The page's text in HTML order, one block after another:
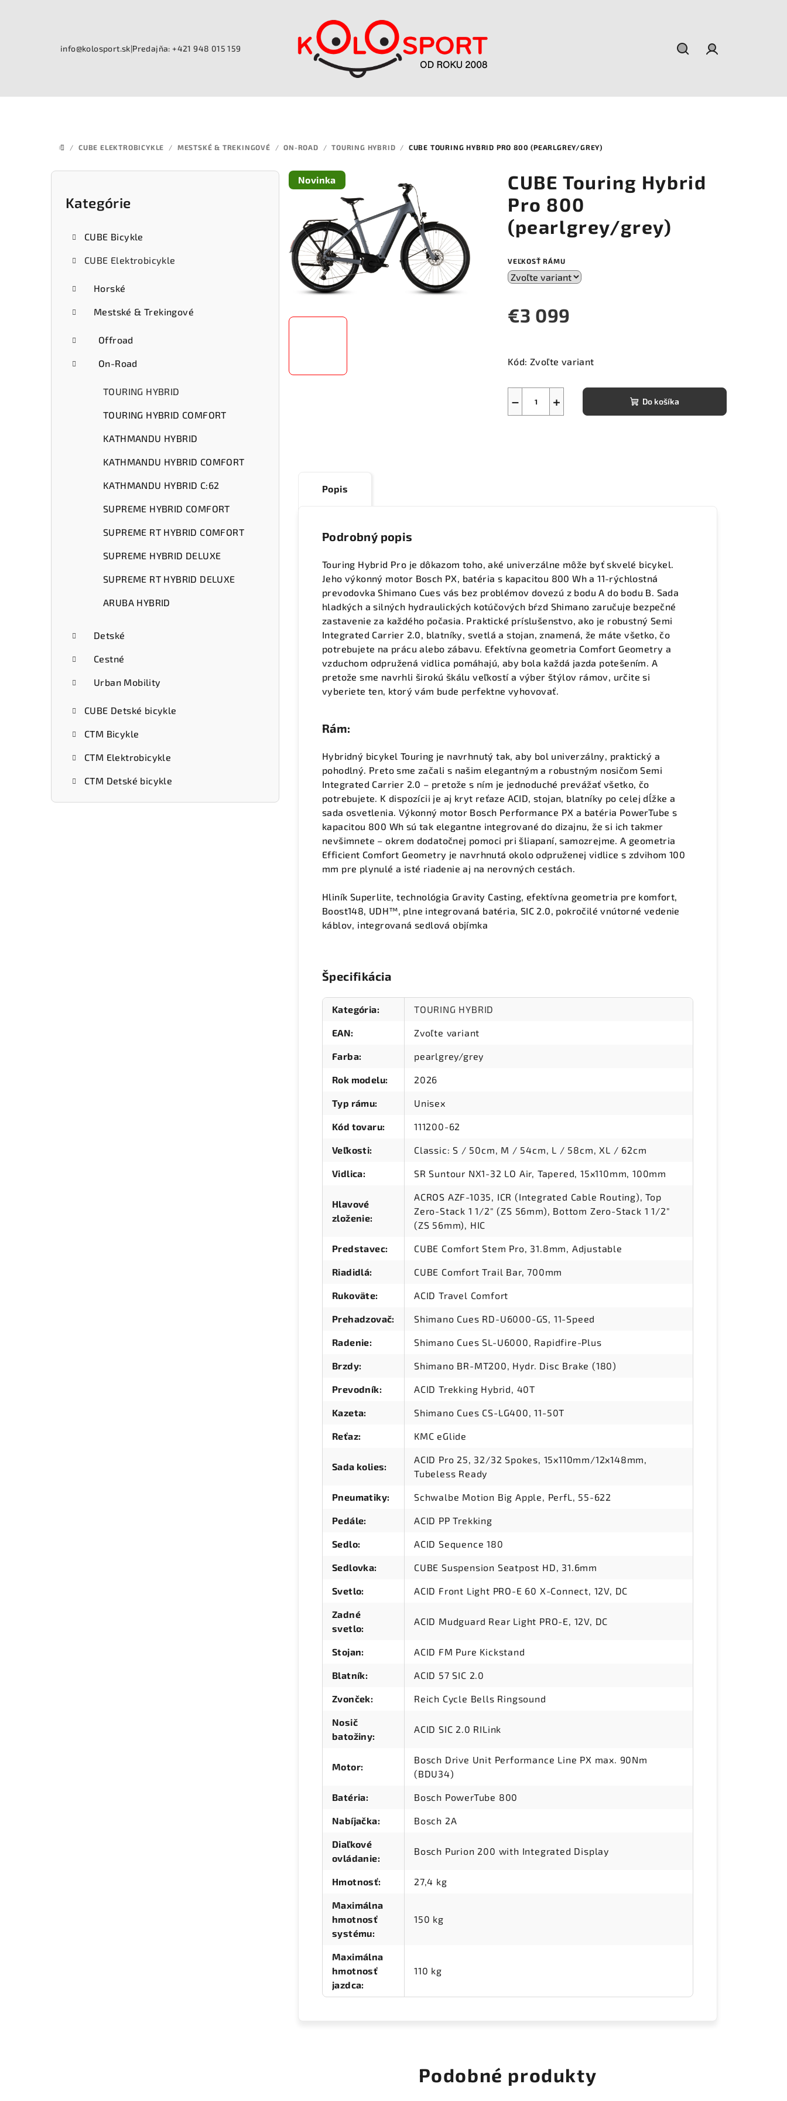
info@kolosport.sk|Predajňa: +421 948 015 159
DOMOV
/ CUBE ELEKTROBICYKLE / MESTSKÉ & TREKINGOVÉ / ON-ROAD / TOURING HYBRID / CUBE TOURING HYBRID PRO 800 (PEARLGREY/GREY)
Preskočiť
Kategórie
CUBE Bicykle
CUBE Elektrobicykle
Horské
Mestské & Trekingové
Offroad
On-Road
TOURING HYBRID
TOURING HYBRID COMFORT
KATHMANDU HYBRID
KATHMANDU HYBRID COMFORT
KATHMANDU HYBRID C:62
SUPREME HYBRID COMFORT
SUPREME RT HYBRID COMFORT
SUPREME HYBRID DELUXE
SUPREME RT HYBRID DELUXE
ARUBA HYBRID
Detské
Cestné
Urban Mobility
CUBE Detské bicykle
CTM Bicykle
CTM Elektrobicykle
CTM Detské bicykle
CUBE Touring Hybrid
Pro 800
(pearlgrey/grey)
VEĽKOSŤ RÁMU
€3 099
cena:
Kód: Zvoľte variant
+
− Do košíka
Novinka
Popis
Podrobný popis
Touring Hybrid Pro je dôkazom toho, aké univerzálne môže byť skvelé bicykel.
Jeho výkonný motor Bosch PX, batéria s kapacitou 800 Wh a 11-rýchlostná
prevodovka Shimano Cues vás bez problémov dovezú z bodu A do bodu B. Sada
hladkých a silných hydraulických kotúčových bŕzd Shimano zaručuje bezpečné
zastavenie za každého počasia. Praktické príslušenstvo, ako je robustný Semi
Integrated Carrier 2.0, blatníky, svetlá a stojan, znamená, že máte všetko, čo
potrebujete na prácu alebo zábavu. Efektívna geometria Comfort Geometry a
vzduchom odpružená vidlica pomáhajú, aby bola každá jazda potešením. A
pretože sme navrhli širokú škálu veľkostí a výber štýlov rámov, určite si
vyberiete ten, ktorý vám bude perfektne vyhovovať.
Rám:
Hybridný bicykel Touring je navrhnutý tak, aby bol univerzálny, praktický a
pohodlný. Preto sme začali s našim elegantným a robustným nosičom Semi
Integrated Carrier 2.0 – pretože s ním je jednoduché prevážať všetko, čo
potrebujete. K dispozícii je aj kryt reťaze ACID, stojan, blatníky po celej dĺžke a
sada osvetlenia. Výkonný motor Bosch Performance PX a batéria PowerTube s
kapacitou 800 Wh sú tak elegantne integrované do dizajnu, že si ich takmer
nevšimnete – okrem dodatočnej pomoci pri šliapaní, samozrejme. A geometria
Efficient Comfort Geometry je navrhnutá okolo odpruženej vidlice s zdvihom 100
mm pre plynulé a isté riadenie aj na nerovných cestách.
Hliník Superlite, technológia Gravity Casting, efektívna geometria pre komfort,
Boost148, UDH™, plne integrovaná batéria, SIC 2.0, pokročilé vnútorné vedenie
káblov, integrovaná sedlová objímka
Špecifikácia
Kategória: TOURING HYBRID
EAN: Zvoľte variant
Farba: pearlgrey/grey
Rok modelu: 2026
Typ rámu: Unisex
Kód tovaru: 111200-62
Veľkosti: Classic: S / 50cm, M / 54cm, L / 58cm, XL / 62cm
Vidlica: SR Suntour NX1-32 LO Air, Tapered, 15x110mm, 100mm
Hlavové
zloženie:
ACROS AZF-1035, ICR (Integrated Cable Routing), Top
Zero-Stack 1 1/2" (ZS 56mm), Bottom Zero-Stack 1 1/2"
(ZS 56mm), HIC
Predstavec: CUBE Comfort Stem Pro, 31.8mm, Adjustable
Riadidlá: CUBE Comfort Trail Bar, 700mm
Rukoväte: ACID Travel Comfort
Prehadzovač: Shimano Cues RD-U6000-GS, 11-Speed
Radenie: Shimano Cues SL-U6000, Rapidfire-Plus
Brzdy: Shimano BR-MT200, Hydr. Disc Brake (180)
Prevodník: ACID Trekking Hybrid, 40T
Kazeta: Shimano Cues CS-LG400, 11-50T
Reťaz: KMC eGlide
Sada kolies:
ACID Pro 25, 32/32 Spokes, 15x110mm/12x148mm,
Tubeless Ready
Pneumatiky: Schwalbe Motion Big Apple, PerfL, 55-622
Pedále: ACID PP Trekking
Sedlo: ACID Sequence 180
Sedlovka: CUBE Suspension Seatpost HD, 31.6mm
Svetlo: ACID Front Light PRO-E 60 X-Connect, 12V, DC
Zadné
svetlo:
ACID Mudguard Rear Light PRO-E, 12V, DC
Stojan: ACID FM Pure Kickstand
Blatník: ACID 57 SIC 2.0
Zvonček: Reich Cycle Bells Ringsound
Nosič
batožiny:
ACID SIC 2.0 RILink
Motor:
Bosch Drive Unit Performance Line PX max. 90Nm
(BDU34)
Batéria: Bosch PowerTube 800
Nabíjačka: Bosch 2A
Diaľkové
ovládanie:
Bosch Purion 200 with Integrated Display
Hmotnosť: 27,4 kg
Maximálna
hmotnosť
systému:
150 kg
Maximálna
hmotnosť
jazdca:
110 kg
Podobné produkty